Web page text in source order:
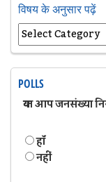
विषय के अनुसार पढ़ें
POLLS
क्या आप जनसंख्या
हॉं
नहीं